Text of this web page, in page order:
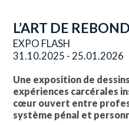
L’ART DE
EXPO FLASH
31.10.2025 - 25.01.2026
Une exposition de
expériences carcérales
cœur ouvert entre
système pénal et